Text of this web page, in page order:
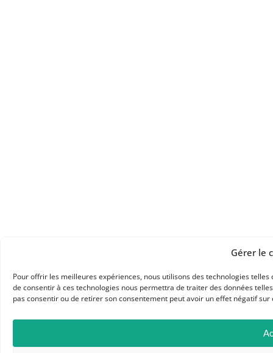
Gérer le
Pour offrir les meilleures expériences, nous utilisons des technologies
de consentir à ces technologies nous permettra de traiter des données
pas consentir ou de retirer son consentement peut avoir un effet négatif